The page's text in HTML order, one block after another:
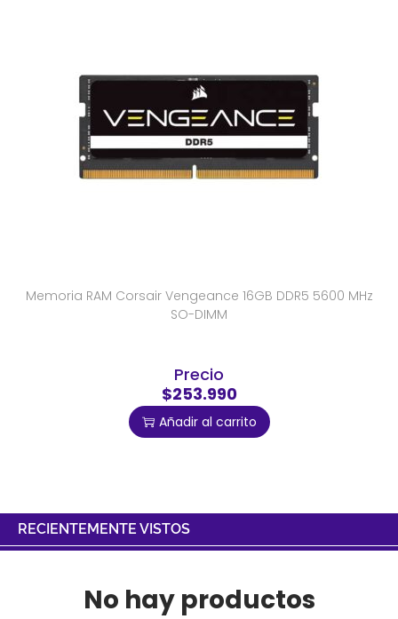
Memoria RAM Corsair Vengeance 16GB DDR5 5600 MHz
SO-DIMM
Precio
$253.990
Añadir al carrito
RECIENTEMENTE VISTOS
No hay productos